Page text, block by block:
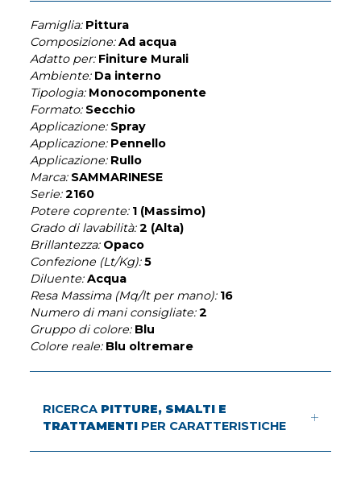
Famiglia: Pittura
Composizione: Ad acqua
Adatto per: Finiture Murali
Ambiente: Da interno
Tipologia: Monocomponente
Formato: Secchio
Applicazione: Spray
Applicazione: Pennello
Applicazione: Rullo
Marca: SAMMARINESE
Serie: 2160
Potere coprente: 1 (Massimo)
Grado di lavabilità: 2 (Alta)
Brillantezza: Opaco
Confezione (Lt/Kg): 5
Diluente: Acqua
Resa Massima (Mq/lt per mano): 16
Numero di mani consigliate: 2
Gruppo di colore: Blu
Colore reale: Blu oltremare
RICERCA PITTURE, SMALTI E
TRATTAMENTI PER CARATTERISTICHE